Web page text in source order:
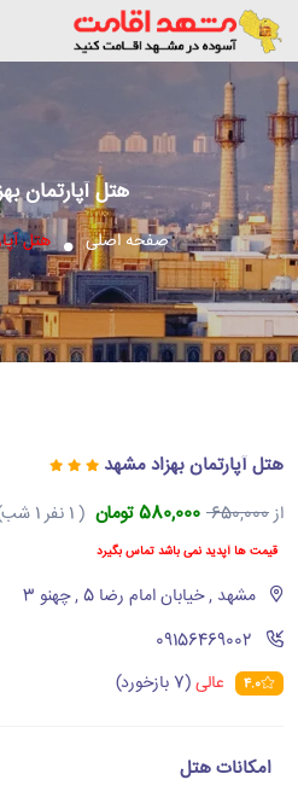
هتل آپارتمان
صفحه اصلی هتل
هتل آپارتمان بهزاد مشهد
از650,000 580,000 تومان ( 1 نفر 1 شب)
قیمت ها آپدید نمی باشد تماس بگیرد
مشهد , خیابان امام رضا 5 , چهنو 3
‪09156469002‬
4.0 عالی(7 بازخورد)
امکانات هتل